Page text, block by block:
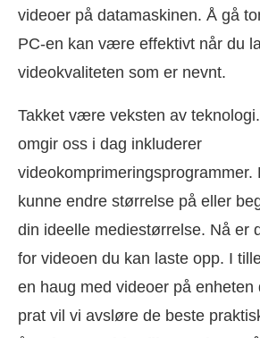
videoer på datamaskinen. Å gå
PC-en kan være effektivt når du
videokvaliteten som er nevnt.
Takket være veksten av
omgir oss i dag inkluderer
videokomprimeringsprogrammer.
kunne endre størrelse på eller
din ideelle mediestørrelse. Nå er
for videoen du kan laste opp. I
en haug med videoer på enheten
prat vil vi avsløre de beste